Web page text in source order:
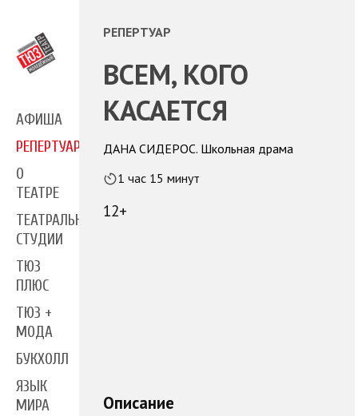
АФИША
РЕПЕРТУАР
О
ТЕАТРЕ
ТЕАТРАЛЬНЫЕ
СТУДИИ
ТЮЗ
ПЛЮС
ТЮЗ +
МОДА
БУКХОЛЛ
ЯЗЫК
МИРА
РЕПЕРТУАР
ВСЕМ, КОГО
КАСАЕТСЯ
ДАНА СИДЕРОС. Школьная драма
1 час 15 минут
12+
Описание